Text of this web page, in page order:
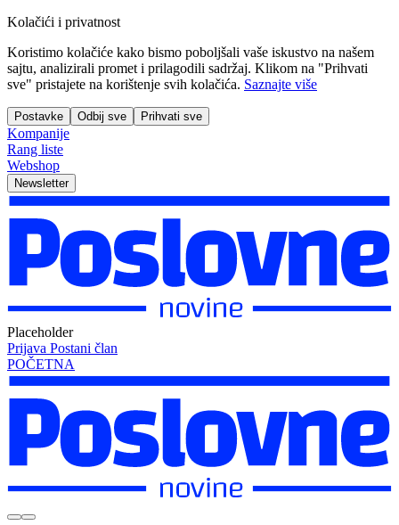
Kolačići i privatnost
Koristimo kolačiće kako bismo poboljšali vaše iskustvo na našem
sajtu, analizirali promet i prilagodili sadržaj. Klikom na "Prihvati
sve" pristajete na korištenje svih kolačića. Saznajte više
Postavke Odbij sve Prihvati sve
Kompanije
Rang liste
Webshop
Newsletter
Placeholder
Prijava Postani član
POČETNA